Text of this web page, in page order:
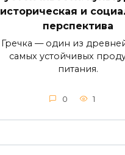
историческая и
перспектива
Гречка — один из
самых устойчивых
питания.
0 1